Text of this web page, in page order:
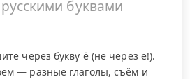
через букву ё (не через е!).
— разные глаголы, съём и